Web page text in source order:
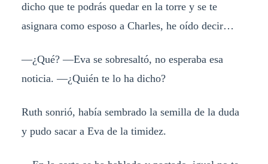
dicho que te podrás quedar en la torre y se te
asignara como esposo a Charles, he oído decir…
—¿Qué? —Eva se sobresaltó, no esperaba esa
noticia. —¿Quién te lo ha dicho?
Ruth sonrió, había sembrado la semilla de la duda
y pudo sacar a Eva de la timidez.